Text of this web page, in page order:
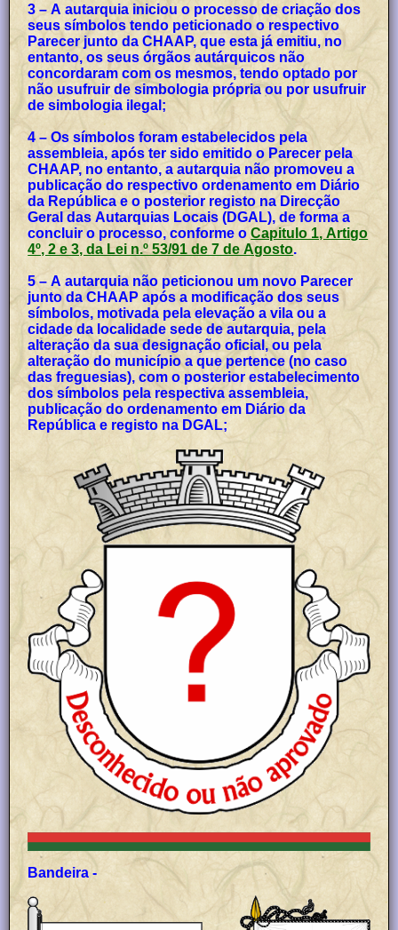
3 – A autarquia iniciou o processo de criação dos
seus símbolos tendo peticionado o respectivo
Parecer junto da CHAAP, que esta já emitiu, no
entanto, os seus órgãos autárquicos não
concordaram com os mesmos, tendo optado por
não usufruir de simbologia própria ou por usufruir
de simbologia ilegal;
4 – Os símbolos foram estabelecidos pela
assembleia, após ter sido emitido o Parecer pela
CHAAP, no entanto, a autarquia não promoveu a
publicação do respectivo ordenamento em Diário
da República e o posterior registo na Direcção
Geral das Autarquias Locais (DGAL), de forma a
concluir o processo, conforme oCapitulo 1, Artigo
4º, 2 e 3, da Lei n.º 53/91 de 7 de Agosto.
5 – A autarquia não peticionou um novo Parecer
junto da CHAAP após a modificação dos seus
símbolos, motivada pela elevação a vila ou a
cidade da localidade sede de autarquia, pela
alteração da sua designação oficial, ou pela
alteração do município a que pertence (no caso
das freguesias), com o posterior estabelecimento
dos símbolos pela respectiva assembleia,
publicação do ordenamento em Diário da
República e registo na DGAL;
Bandeira -